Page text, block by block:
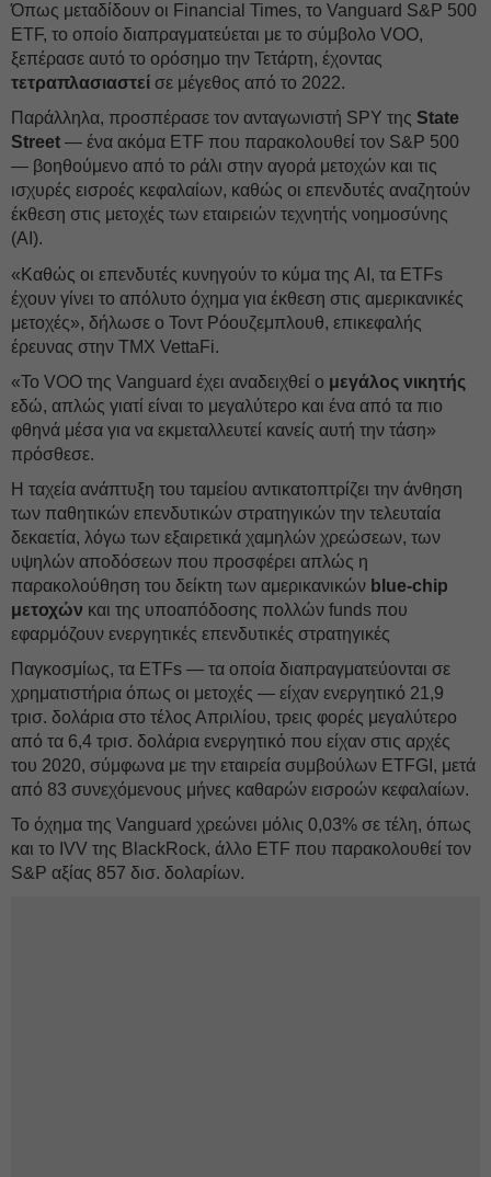
Όπως μεταδίδουν οι Financial Times, το Vanguard S&P 500
ETF, το οποίο διαπραγματεύεται με το σύμβολο VOO,
ξεπέρασε αυτό το ορόσημο την Τετάρτη, έχοντας
τετραπλασιαστεί σε μέγεθος από το 2022.
Παράλληλα, προσπέρασε τον ανταγωνιστή SPY της State
Street — ένα ακόμα ETF που παρακολουθεί τον S&P 500
— βοηθούμενο από το ράλι στην αγορά μετοχών και τις
ισχυρές εισροές κεφαλαίων, καθώς οι επενδυτές αναζητούν
έκθεση στις μετοχές των εταιρειών τεχνητής νοημοσύνης
(AI).
«Καθώς οι επενδυτές κυνηγούν το κύμα της AI, τα ETFs
έχουν γίνει το απόλυτο όχημα για έκθεση στις αμερικανικές
μετοχές», δήλωσε ο Τοντ Ρόουζεμπλουθ, επικεφαλής
έρευνας στην TMX VettaFi.
«Το VOO της Vanguard έχει αναδειχθεί ο μεγάλος νικητής
εδώ, απλώς γιατί είναι το μεγαλύτερο και ένα από τα πιο
φθηνά μέσα για να εκμεταλλευτεί κανείς αυτή την τάση»
πρόσθεσε.
Η ταχεία ανάπτυξη του ταμείου αντικατοπτρίζει την άνθηση
των παθητικών επενδυτικών στρατηγικών την τελευταία
δεκαετία, λόγω των εξαιρετικά χαμηλών χρεώσεων, των
υψηλών αποδόσεων που προσφέρει απλώς η
παρακολούθηση του δείκτη των αμερικανικών blue-chip
μετοχών και της υποαπόδοσης πολλών funds που
εφαρμόζουν ενεργητικές επενδυτικές στρατηγικές
Παγκοσμίως, τα ETFs — τα οποία διαπραγματεύονται σε
χρηματιστήρια όπως οι μετοχές — είχαν ενεργητικό 21,9
τρισ. δολάρια στο τέλος Απριλίου, τρεις φορές μεγαλύτερο
από τα 6,4 τρισ. δολάρια ενεργητικό που είχαν στις αρχές
του 2020, σύμφωνα με την εταιρεία συμβούλων ETFGI, μετά
από 83 συνεχόμενους μήνες καθαρών εισροών κεφαλαίων.
Το όχημα της Vanguard χρεώνει μόλις 0,03% σε τέλη, όπως
και το IVV της BlackRock, άλλο ETF που παρακολουθεί τον
S&P αξίας 857 δισ. δολαρίων.